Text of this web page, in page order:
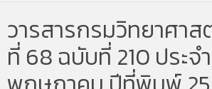
วารสารกรมวิทยาศา
ที่ 68 ฉบับที่ 210 ประจ